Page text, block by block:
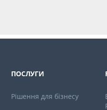
ПОСЛУГИ
Рішення для бізнесу